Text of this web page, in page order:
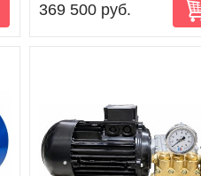
369 500 руб.